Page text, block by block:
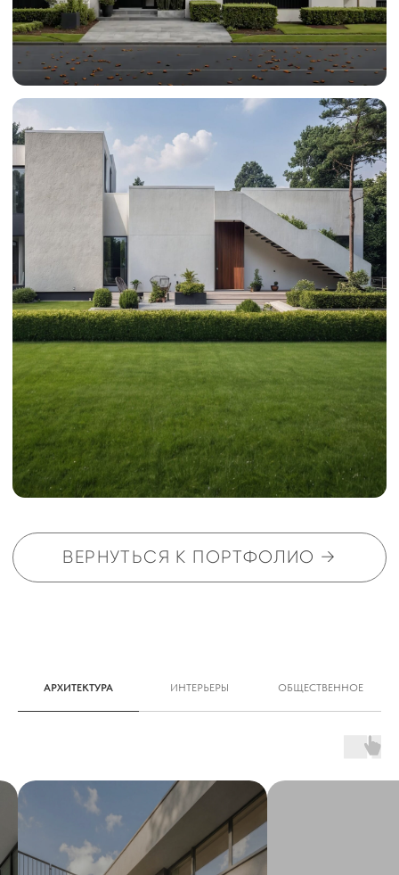
АРХИТЕКТУРА ИНТЕРЬЕРЫ ОБЩЕСТВЕННОЕ
( VI ) КОНТАКТЫ
ДАВАЙТЕ
ЗНАКОМИТЬСЯ
Готовы воплотить идеи в жизнь или просто ищете
вдохновение? Заполните форму - расскажите о
ваших пожеланиях, я свяжусь с вами, и мы
вместе найдем лучшее решение для вашего
будущего проекта
+7
условиях, указанных вПолитике
ОТПРАВИТЬ ЗАЯВКУ →